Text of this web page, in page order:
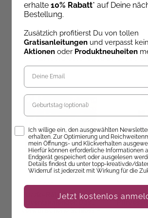
Entdecke unsere
Puzzle-Rätsel-
verwunschene Schloss –
Mein
erhalte 10% Rabatt* auf Deine
Bestellung.
Zusätzlich profitierst Du von tollen
Gratisanleitungen und verpasst
Aktionen oder Produktneuheiten
Geburtstag
Opt-InIch willige ein, den ausgewählten
erhalten. Zur Optimierung und
mein Öffnungs- und Klickverhalten
Hierfür können erforderliche Informationen
Endgerät gespeichert oder ausgelesen
Details findest du unter topp-kreativ.de/
Widerruf ist jederzeit mit Wirkung für die
Jetzt kostenlos